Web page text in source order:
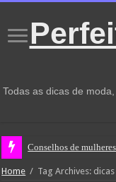
Todas as dicas de
Conselhos de
Home / Tag Archives: